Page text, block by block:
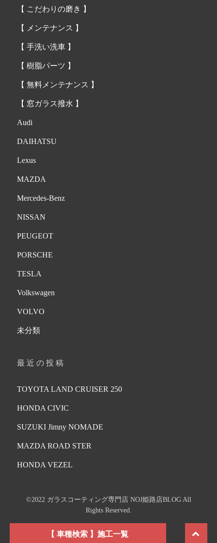
【 こだわりの磨き 】
【 メンテナンス 】
【 手洗い洗車 】
【 樹脂パーツ 】
【 無料メンテナンス 】
【 窓ガラス撥水 】
Audi
DAIHATSU
Lexus
MAZDA
Mercedes-Benz
NISSAN
PEUGEOT
PORSCHE
TESLA
Volkswagen
VOLVO
未分類
最近の投稿
TOYOTA LAND CRUISER 250
HONDA CIVIC
SUZUKI Jimny NOMADE
MAZDA ROAD STER
HONDA VEZEL
【 車種検索 】施工一覧
©2022 ガラスコーティング専門店 NOJ姫路店BLOG All
Rights Reserved.